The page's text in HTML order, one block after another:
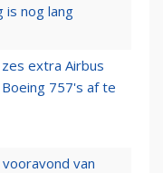
is nog lang
extra Airbus
757's af te
vooravond van